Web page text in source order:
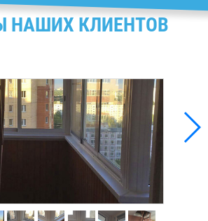
НАШИХ КЛИЕНТОВ